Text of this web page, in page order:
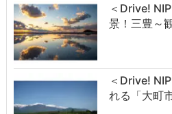
＜Drive!
景！三豊～
＜Drive!
れる「大町